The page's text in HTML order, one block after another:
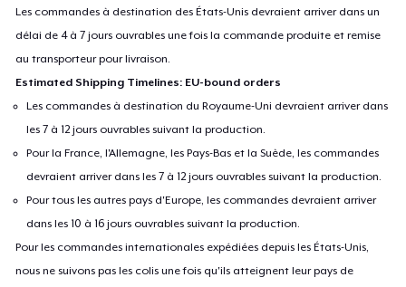
Les commandes à destination des États-Unis devraient arriver dans un
délai de 4 à 7 jours ouvrables une fois la commande produite et remise
au transporteur pour livraison.
Estimated Shipping Timelines: EU-bound orders
Les commandes à destination du Royaume-Uni devraient arriver dans
les 7 à 12 jours ouvrables suivant la production.
Pour la France, l'Allemagne, les Pays-Bas et la Suède, les commandes
devraient arriver dans les 7 à 12 jours ouvrables suivant la production.
Pour tous les autres pays d'Europe, les commandes devraient arriver
dans les 10 à 16 jours ouvrables suivant la production.
Pour les commandes internationales expédiées depuis les États-Unis,
nous ne suivons pas les colis une fois qu'ils atteignent leur pays de